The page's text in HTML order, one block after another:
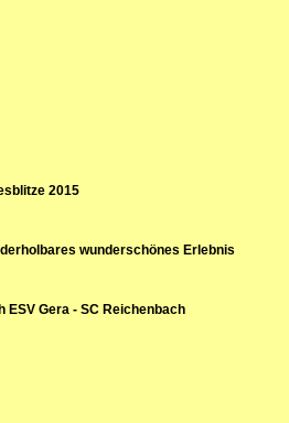
2015
wunderschönes Erlebnis
ESV Gera - SC Reichenbach